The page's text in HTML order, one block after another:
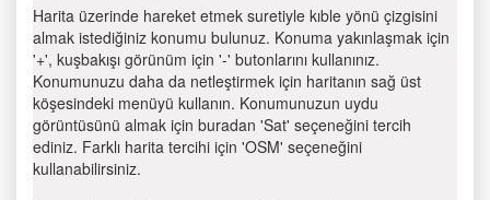
Harita üzerinde hareket etmek suretiyle kıble yönü çizgisini
almak istediğiniz konumu bulunuz. Konuma yakınlaşmak için
'+', kuşbakışı görünüm için '-' butonlarını kullanınız.
Konumunuzu daha da netleştirmek için haritanın sağ üst
köşesindeki menüyü kullanın. Konumunuzun uydu
görüntüsünü almak için buradan 'Sat' seçeneğini tercih
ediniz. Farklı harita tercihi için 'OSM' seçeneğini
kullanabilirsiniz.